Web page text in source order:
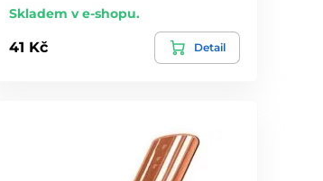
Skladem v e-shopu.
41 Kč Detail